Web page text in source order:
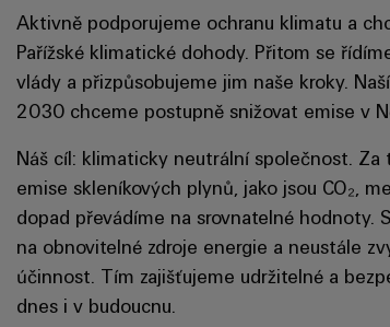
Aktivně podporujeme ochranu klimatu a
Pařížské klimatické dohody. Přitom se
vlády a přizpůsobujeme jim naše kroky.
2030 chceme postupně snižovat emise v
Náš cíl: klimaticky neutrální společnost.
emise skleníkových plynů, jako jsou CO₂,
dopad převádíme na srovnatelné hodnoty.
na obnovitelné zdroje energie a neustále
účinnost. Tím zajišťujeme udržitelné a
dnes i v budoucnu.